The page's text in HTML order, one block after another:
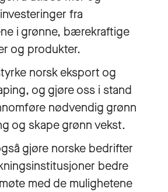
fra
i grønne, bærekraftige
og produkter.
norsk eksport og
og gjøre oss i stand
nødvendig grønn
og skape grønn vekst.
gjøre norske bedrifter
bedre
med de mulighetene